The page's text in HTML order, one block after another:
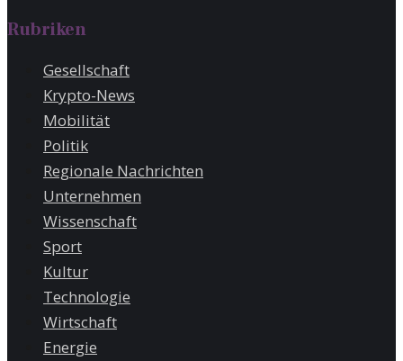
Rubriken
Gesellschaft
Krypto-News
Mobilität
Politik
Regionale Nachrichten
Unternehmen
Wissenschaft
Sport
Kultur
Technologie
Wirtschaft
Energie